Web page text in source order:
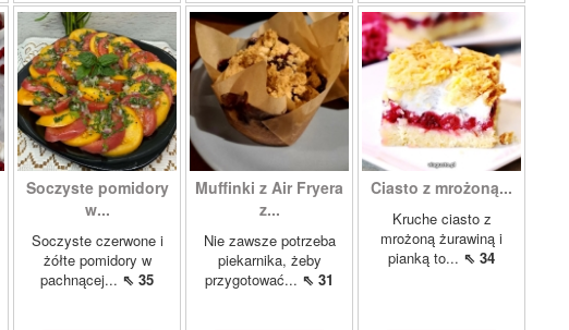
Soczyste pomidory
w...
Soczyste czerwone i
żółte pomidory w
pachnącej... ⇖ 35
Muffinki z Air Fryera
z...
Nie zawsze potrzeba
piekarnika, żeby
przygotować... ⇖ 31
Ciasto z mrożoną...
Kruche ciasto z
mrożoną żurawiną i
pianką to... ⇖ 34